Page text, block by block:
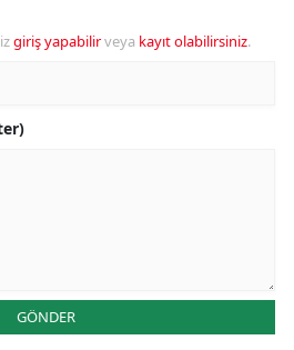
giriş yapabilirveya kayıt olabilirsiniz.
GÖNDER